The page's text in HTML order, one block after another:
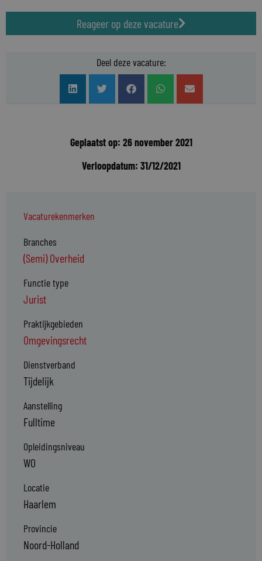
Reageer op deze vacature
Deel deze vacature:
Geplaatst op: 26 november 2021
Verloopdatum: 31/12/2021
Vacaturekenmerken
Branches
(Semi) Overheid
Functie type
Jurist
Praktijkgebieden
Omgevingsrecht
Dienstverband
Tijdelijk
Aanstelling
Fulltime
Opleidingsniveau
WO
Locatie
Haarlem
Provincie
Noord-Holland